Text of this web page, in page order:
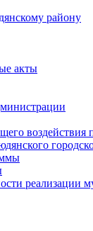
району
акты
воздействия
реализации